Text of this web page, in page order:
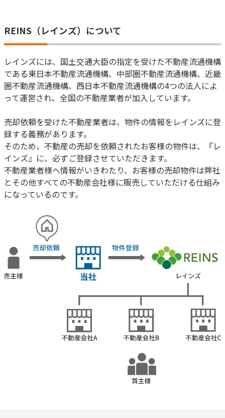
REINS（レインズ）について
レインズには、国土交通大臣の指定を受けた不動産流通機構
である東日本不動産流通機構、中部圏不動産流通機構、近畿
圏不動産流通機構、西日本不動産流通機構の4つの法人によ
って運営され、全国の不動産業者が加入しています。
売却依頼を受けた不動産業者は、物件の情報をレインズに登
録する義務があります。
そのため、不動産の売却を依頼されたお客様の物件は、『レ
インズ』に、必ずご登録させていただきます。
不動産業者様へ情報がいきわたり、お客様の売却物件は弊社
とその他すべての不動産会社様に販売していただける仕組み
になっているのです。